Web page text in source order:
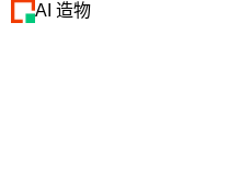
AI 造物